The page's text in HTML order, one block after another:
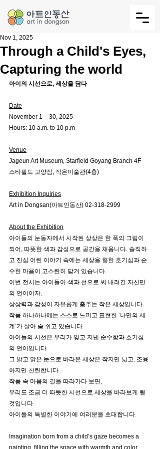
Through a Child's Eyes,
Capturing the world
Nov 1, 2025
아이의 시선으로, 세상을 담다
Date
November 1 – 30, 2025
Hours: 10 a.m. to 10 p.m
Venue
Jageun Art Museum, Starfield Goyang Branch 4F
스타필드 고양점, 작은미술관(4층)
Exhibition Inquiries
Art in Dongsan(아트인동산) 02-318-2999
About the Exhibition
아이들의 눈동자에서 시작된 상상은 한 폭의 그림이
되어, 따뜻한 색과 감성으로 공간을 채웁니다. 솔직하
고 진심 어린 이야기 속에는 세상을 향한 호기심과 순
수한 마음이 고스란히 담겨 있습니다.
이번 전시는 아이들이 색과 선으로 써 내려간 자신만
의 언어이자,
상상력과 감성이 자유롭게 춤추는 작은 세상입니다.
작품 하나하나에는 스스로 느끼고 표현한 ‘나만의 세
계’가 살아 숨 쉬고 있습니다.
아이들의 시선은 우리가 잊고 지낸 순수함과 호기심
의 언어입니다.
그 밝고 맑은 눈으로 바라본 세상은 작지만 넓고, 조용
하지만 찬란합니다.
작품 속 마음의 결을 따라가다 보면,
우리도 조금 더 따뜻한 시선으로 세상을 바라보게 될
것입니다.
아이들의 특별한 이야기에 여러분을 초대합니다.
Imagination born from a child’s gaze becomes a
painting, filling the space with warmth and color.